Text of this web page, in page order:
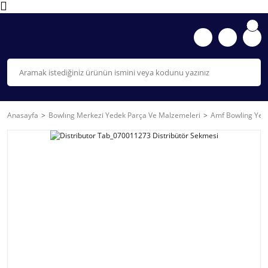
Anasayfa Bowlıng Merkezi Yedek Parça Ve Malzemeleri Amf Bowling